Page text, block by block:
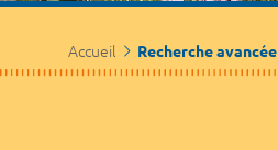
Accueil Recherche avancée